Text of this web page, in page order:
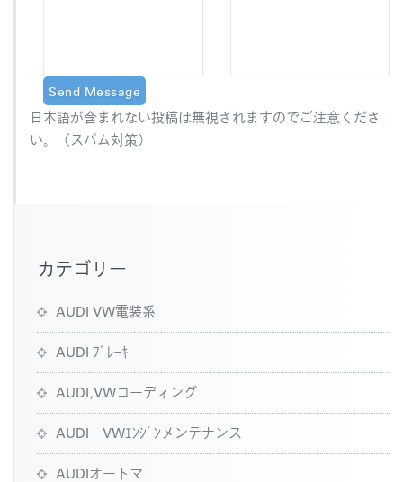
日本語が含まれない投稿は無視されますのでご注意くださ
い。（スパム対策）
カテゴリー
AUDI VW電装系
AUDI ﾌﾞﾚｰｷ
AUDI,VWコーディング
AUDI VWｴﾝｼﾞﾝメンテナンス
AUDIオートマ